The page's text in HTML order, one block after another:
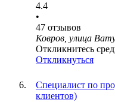
4.4
•
47 отзывов
Ковров, улица
Откликнитесь
Откликнуться
Специалист по
клиентов)